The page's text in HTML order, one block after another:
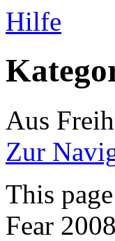
Hilfe
Aus
Zur
This
Fear